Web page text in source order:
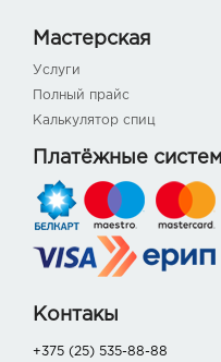
Мастерская
Услуги
Полный прайс
Калькулятор спиц
Платёжные
Контакы
+375 (25) 535-88-88